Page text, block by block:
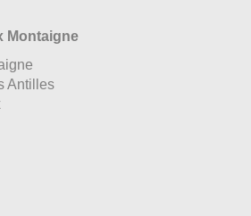
Montaigne
Antilles